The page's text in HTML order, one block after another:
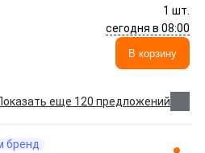
1 шт.
сегодня в 08:00
В корзину
еще 120 предложений
бренд